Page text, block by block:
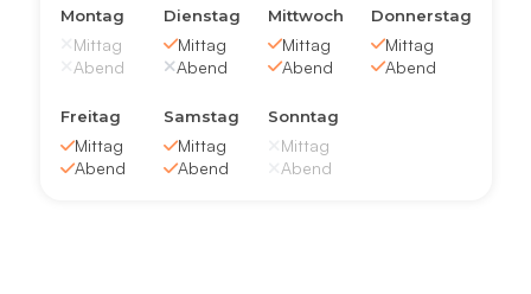
Montag
Mittag
Abend
Dienstag
Mittag
Abend
Mittwoch
Mittag
Abend
Donnerstag
Mittag
Abend
Freitag
Mittag
Abend
Samstag
Mittag
Abend
Sonntag
Mittag
Abend